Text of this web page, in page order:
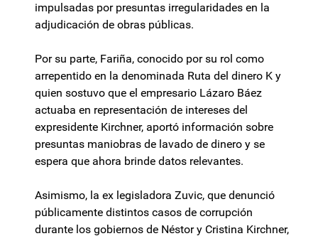
impulsadas por presuntas irregularidades en la
adjudicación de obras públicas.
Por su parte, Fariña, conocido por su rol como
arrepentido en la denominada Ruta del dinero K y
quien sostuvo que el empresario Lázaro Báez
actuaba en representación de intereses del
expresidente Kirchner, aportó información sobre
presuntas maniobras de lavado de dinero y se
espera que ahora brinde datos relevantes.
Asimismo, la ex legisladora Zuvic, que denunció
públicamente distintos casos de corrupción
durante los gobiernos de Néstor y Cristina Kirchner,